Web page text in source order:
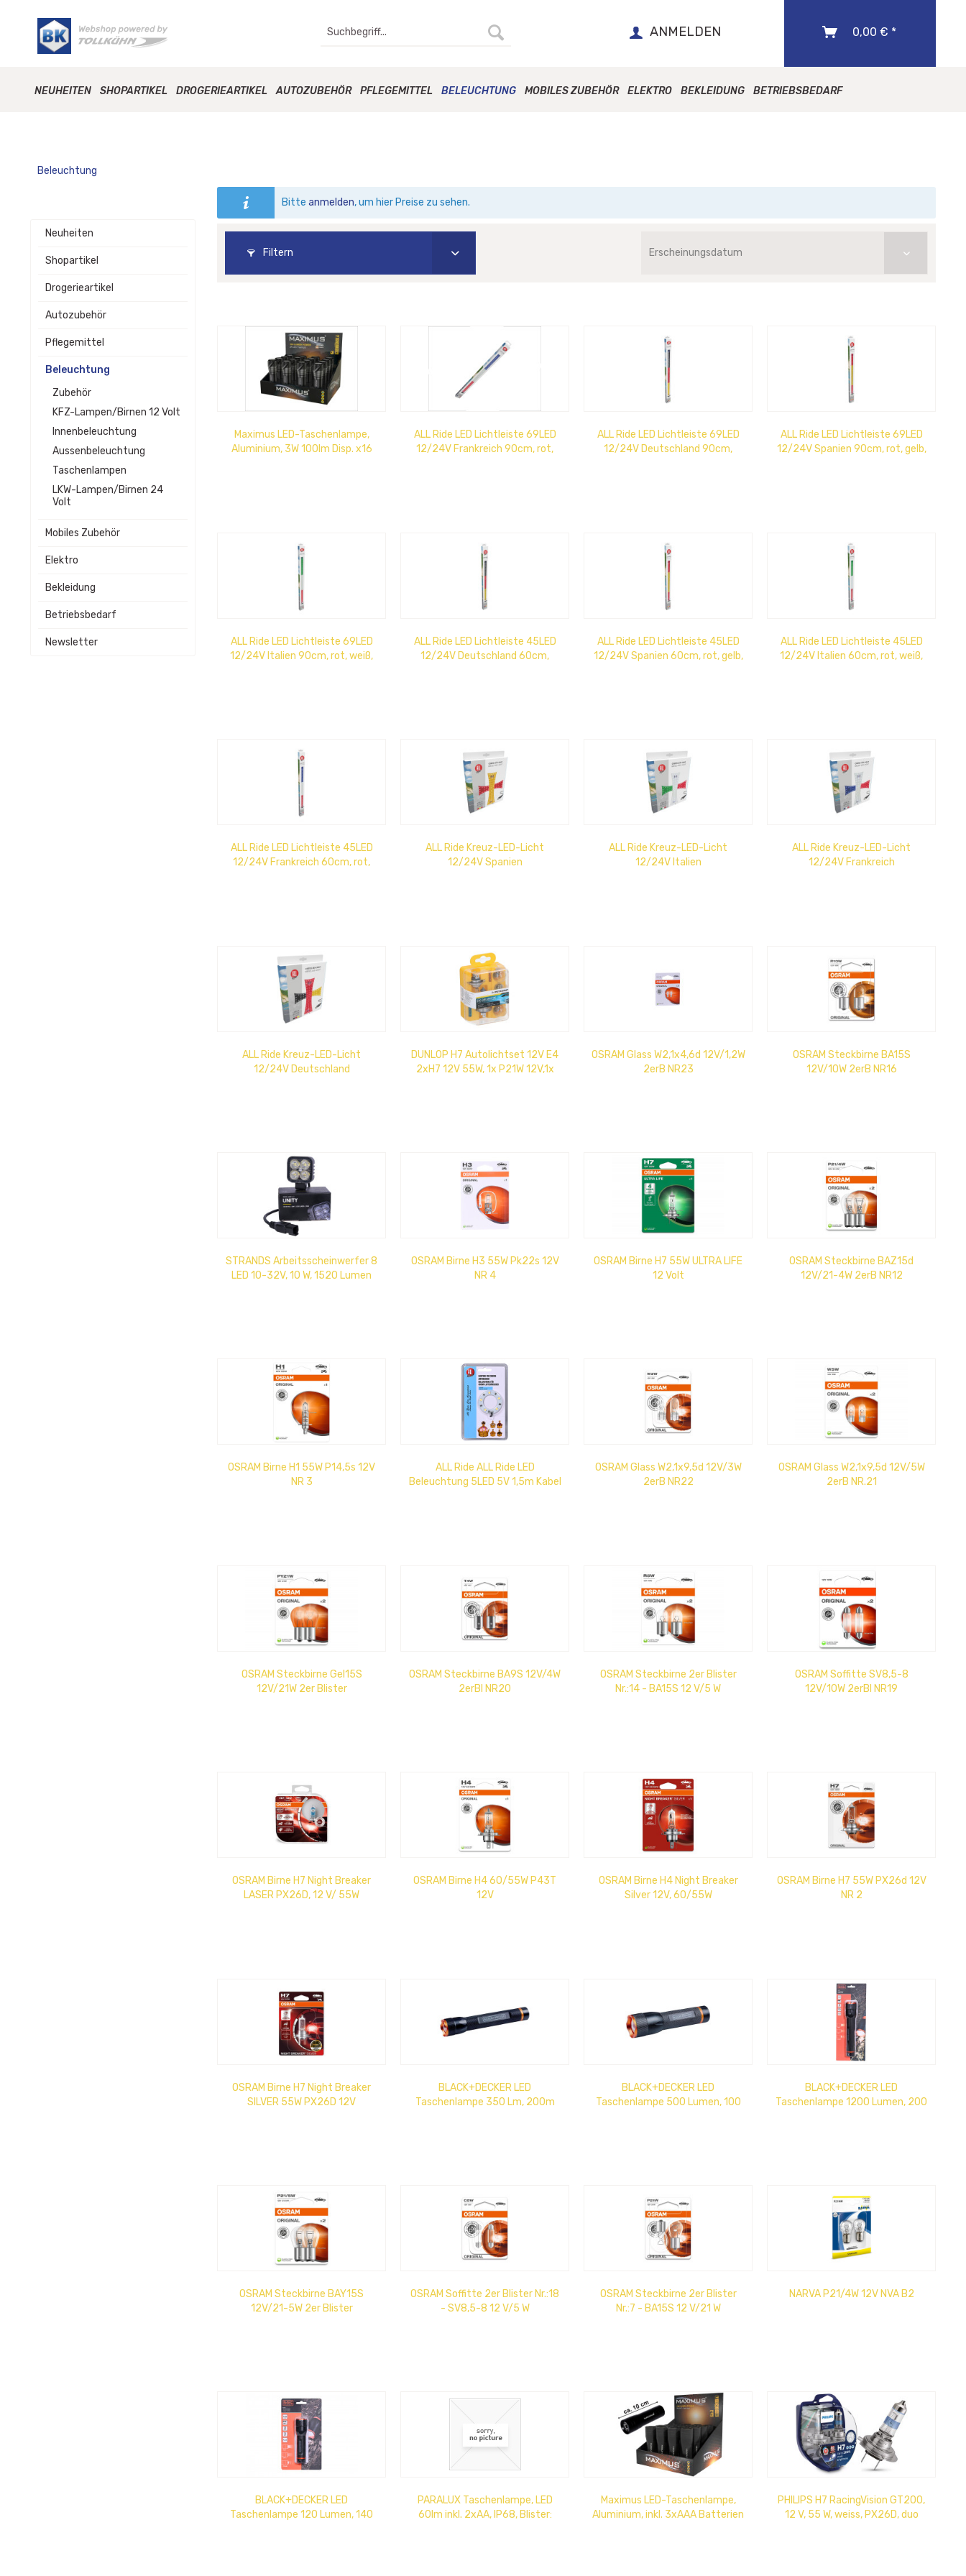
ANMELDEN 0,00 € *
NEUHEITEN SHOPARTIKEL DROGERIEARTIKEL AUTOZUBEHÖR PFLEGEMITTEL BELEUCHTUNG MOBILES ZUBEHÖR ELEKTRO BEKLEIDUNG BETRIEBSBEDARF
Beleuchtung
Neuheiten
Shopartikel
Drogerieartikel
Autozubehör
Pflegemittel
Beleuchtung
Zubehör
KFZ-Lampen/Birnen 12 Volt
Innenbeleuchtung
Aussenbeleuchtung
Taschenlampen
LKW-Lampen/Birnen 24
Volt
Mobiles Zubehör
Elektro
Bekleidung
Betriebsbedarf
Newsletter
Bitte anmelden, um hier Preise zu sehen.
Filtern
Maximus LED-Taschenlampe,
Aluminium, 3W 100lm Disp. x16
ALL Ride LED Lichtleiste 69LED
12/24V Frankreich 90cm, rot,
ALL Ride LED Lichtleiste 69LED
12/24V Deutschland 90cm,
ALL Ride LED Lichtleiste 69LED
12/24V Spanien 90cm, rot, gelb,
ALL Ride LED Lichtleiste 69LED
12/24V Italien 90cm, rot, weiß,
ALL Ride LED Lichtleiste 45LED
12/24V Deutschland 60cm,
ALL Ride LED Lichtleiste 45LED
12/24V Spanien 60cm, rot, gelb,
ALL Ride LED Lichtleiste 45LED
12/24V Italien 60cm, rot, weiß,
ALL Ride LED Lichtleiste 45LED
12/24V Frankreich 60cm, rot,
ALL Ride Kreuz-LED-Licht
12/24V Spanien
ALL Ride Kreuz-LED-Licht
12/24V Italien
ALL Ride Kreuz-LED-Licht
12/24V Frankreich
ALL Ride Kreuz-LED-Licht
12/24V Deutschland
DUNLOP H7 Autolichtset 12V E4
2xH7 12V 55W, 1x P21W 12V,1x
OSRAM Glass W2,1x4,6d 12V/1,2W
2erB NR23
OSRAM Steckbirne BA15S
12V/10W 2erB NR16
STRANDS Arbeitsscheinwerfer 8
LED 10-32V, 10 W, 1520 Lumen
OSRAM Birne H3 55W Pk22s 12V
NR 4
OSRAM Birne H7 55W ULTRA LIFE
12 Volt
OSRAM Steckbirne BAZ15d
12V/21-4W 2erB NR12
OSRAM Birne H1 55W P14,5s 12V
NR 3
ALL Ride ALL Ride LED
Beleuchtung 5LED 5V 1,5m Kabel
OSRAM Glass W2,1x9,5d 12V/3W
2erB NR22
OSRAM Glass W2,1x9,5d 12V/5W
2erB NR.21
OSRAM Steckbirne Gel15S
12V/21W 2er Blister
OSRAM Steckbirne BA9S 12V/4W
2erBl NR20
OSRAM Steckbirne 2er Blister
Nr.:14 - BA15S 12 V/5 W
OSRAM Soffitte SV8,5-8
12V/10W 2erBl NR19
OSRAM Birne H7 Night Breaker
LASER PX26D, 12 V/ 55W
OSRAM Birne H4 60/55W P43T
12V
OSRAM Birne H4 Night Breaker
Silver 12V, 60/55W
OSRAM Birne H7 55W PX26d 12V
NR 2
OSRAM Birne H7 Night Breaker
SILVER 55W PX26D 12V
BLACK+DECKER LED
Taschenlampe 350 Lm, 200m
BLACK+DECKER LED
Taschenlampe 500 Lumen, 100
BLACK+DECKER LED
Taschenlampe 1200 Lumen, 200
OSRAM Steckbirne BAY15S
12V/21-5W 2er Blister
OSRAM Soffitte 2er Blister Nr.:18
- SV8,5-8 12 V/5 W
OSRAM Steckbirne 2er Blister
Nr.:7 - BA15S 12 V/21 W
NARVA P21/4W 12V NVA B2
BLACK+DECKER LED
Taschenlampe 120 Lumen, 140
PARALUX Taschenlampe, LED
60lm inkl. 2xAA, IP68, Blister:
Maximus LED-Taschenlampe,
Aluminium, inkl. 3xAAA Batterien
PHILIPS H7 RacingVision GT200,
12 V, 55 W, weiss, PX26D, duo